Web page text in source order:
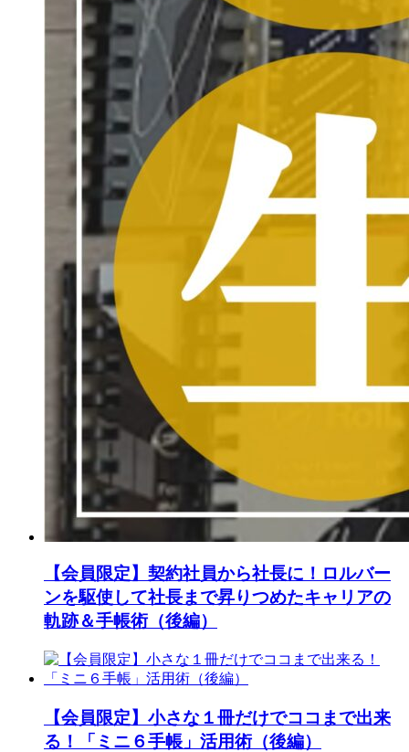
【会員限定】契約社員から社長に！ロルバー
ンを駆使して社長まで昇りつめたキャリアの
軌跡＆手帳術（後編）
【会員限定】小さな１冊だけでココまで出来
る！「ミニ６手帳」活用術（後編）